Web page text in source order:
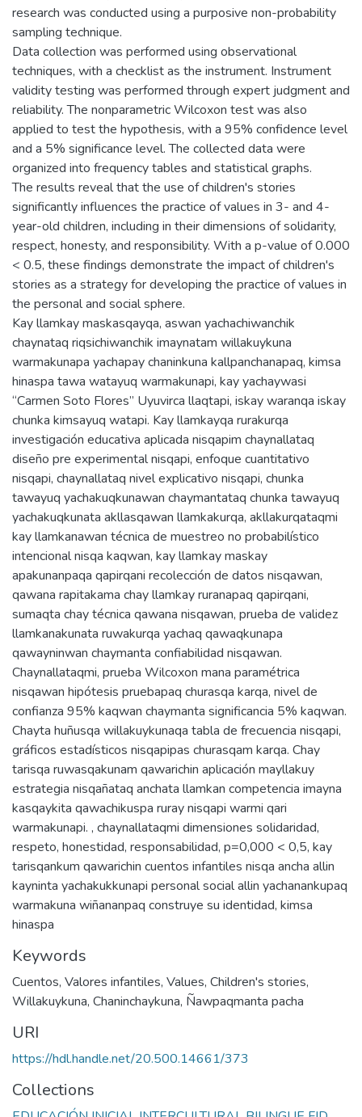
research was conducted using a purposive non-probability
sampling technique.
Data collection was performed using observational
techniques, with a checklist as the instrument. Instrument
validity testing was performed through expert judgment and
reliability. The nonparametric Wilcoxon test was also
applied to test the hypothesis, with a 95% confidence level
and a 5% significance level. The collected data were
organized into frequency tables and statistical graphs.
The results reveal that the use of children's stories
significantly influences the practice of values in 3- and 4-
year-old children, including in their dimensions of solidarity,
respect, honesty, and responsibility. With a p-value of 0.000
< 0.5, these findings demonstrate the impact of children's
stories as a strategy for developing the practice of values in
the personal and social sphere.
Kay llamkay maskasqayqa, aswan yachachiwanchik
chaynataq riqsichiwanchik imaynatam willakuykuna
warmakunapa yachapay chaninkuna kallpanchanapaq, kimsa
hinaspa tawa watayuq warmakunapi, kay yachaywasi
“Carmen Soto Flores” Uyuvirca llaqtapi, iskay waranqa iskay
chunka kimsayuq watapi. Kay llamkayqa rurakurqa
investigación educativa aplicada nisqapim chaynallataq
diseño pre experimental nisqapi, enfoque cuantitativo
nisqapi, chaynallataq nivel explicativo nisqapi, chunka
tawayuq yachakuqkunawan chaymantataq chunka tawayuq
yachakuqkunata akllasqawan llamkakurqa, akllakurqataqmi
kay llamkanawan técnica de muestreo no probabilístico
intencional nisqa kaqwan, kay llamkay maskay
apakunanpaqa qapirqani recolección de datos nisqawan,
qawana rapitakama chay llamkay ruranapaq qapirqani,
sumaqta chay técnica qawana nisqawan, prueba de validez
llamkanakunata ruwakurqa yachaq qawaqkunapa
qawayninwan chaymanta confiabilidad nisqawan.
Chaynallataqmi, prueba Wilcoxon mana paramétrica
nisqawan hipótesis pruebapaq churasqa karqa, nivel de
confianza 95% kaqwan chaymanta significancia 5% kaqwan.
Chayta huñusqa willakuykunaqa tabla de frecuencia nisqapi,
gráficos estadísticos nisqapipas churasqam karqa. Chay
tarisqa ruwasqakunam qawarichin aplicación mayllakuy
estrategia nisqañataq anchata llamkan competencia imayna
kasqaykita qawachikuspa ruray nisqapi warmi qari
warmakunapi. , chaynallataqmi dimensiones solidaridad,
respeto, honestidad, responsabilidad, p=0,000 < 0,5, kay
tarisqankum qawarichin cuentos infantiles nisqa ancha allin
kayninta yachakukkunapi personal social allin yachanankupaq
warmakuna wiñananpaq construye su identidad, kimsa
hinaspa
Keywords
Cuentos, Valores infantiles, Values, Children's stories,
Willakuykuna, Chaninchaykuna, Ñawpaqmanta pacha
URI
https://hdl.handle.net/20.500.14661/373
Collections